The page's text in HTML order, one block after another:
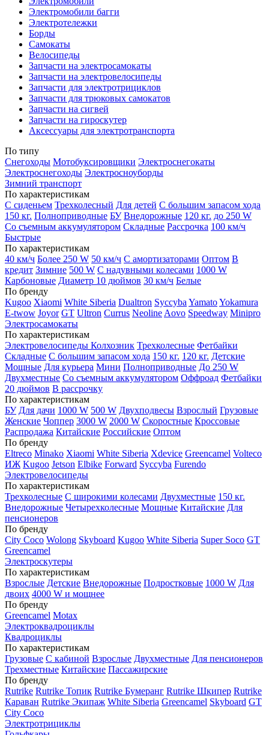
Электромобили багги
Электротележки
Борды
Самокаты
Велосипеды
Запчасти на электросамокаты
Запчасти на электровелосипеды
Запчасти для электротрициклов
Запчасти для трюковых самокатов
Запчасти на сигвей
Запчасти на гироскутер
Аксессуары для электротранспорта
По типу
Снегоходы Мотобуксировщики Электроснегокаты
Электроснегоходы Электросноуборды
Зимний транспорт
По характеристикам
С сиденьем Трехколесный Для детей С большим запасом хода
150 кг. Полноприводные БУ Внедорожные 120 кг. до 250 W
Со съемным аккумулятором Складные Рассрочка 100 км/ч
Быстрые
По характеристикам
40 км/ч Более 250 W 50 км/ч С амортизаторами Оптом В
кредит Зимние 500 W С надувными колесами 1000 W
Карбоновые Диаметр 10 дюймов 30 км/ч Белые
По бренду
Kugoo Xiaomi White Siberia Dualtron Syccyba YamatoYokamura
E-twow Joyor GT Ultron Currus Neoline Aovo Speedway Minipro
Электросамокаты
По характеристикам
Электровелосипеды Колхозник Трехколесные Фетбайки
Складные С большим запасом хода 150 кг. 120 кг. Детские
Мощные Для курьера Мини Полноприводные До 250 W
Двухместные Со съемным аккумулятором Оффроад Фетбайки
20 дюймов В рассрочку
По характеристикам
БУ Для дачи 1000 W 500 W Двухподвесы Взрослый Грузовые
Женские Чоппер 3000 W 2000 W Скоростные Кроссовые
Распродажа Китайские Российские Оптом
По бренду
Eltreco Minako Xiaomi White Siberia Xdevice Greencamel Volteco
ИЖ Kugoo Jetson Elbike Forward Syccyba Furendo
Электровелосипеды
По характеристикам
Трехколесные С широкими колесами Двухместные 150 кг.
Внедорожные Четырехколесные Мощные Китайские Для
пенсионеров
По бренду
City Coco Wolong Skyboard Kugoo White Siberia Super Soco GT
Greencamel
Электроскутеры
По характеристикам
Взрослые Детские Внедорожные Подростковые 1000 W Для
двоих 4000 W и мощнее
По бренду
Greencamel Motax
Электроквадроциклы
Квадроциклы
По характеристикам
Грузовые С кабиной Взрослые Двухместные Для пенсионеров
Трехместные Китайские Пассажирские
По бренду
Rutrike Rutrike Топик Rutrike Бумеранг Rutrike Шкипер Rutrike
Караван Rutrike Экипаж White Siberia Greencamel Skyboard GT
City Coco
Электротрициклы